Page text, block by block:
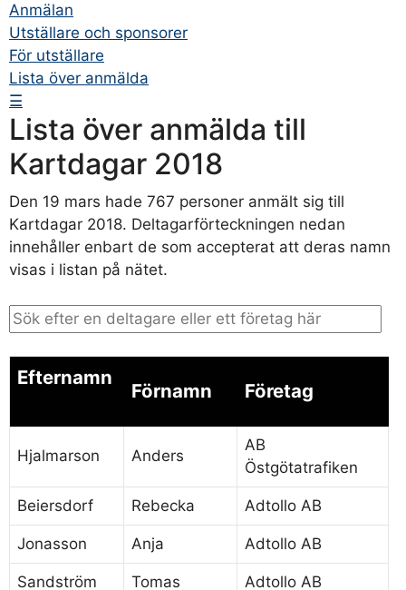
Anmälan
Utställare och sponsorer
För utställare
Lista över anmälda
☰
Lista över anmälda till
Kartdagar 2018
Den 19 mars hade 767 personer anmält sig till
Kartdagar 2018. Deltagarförteckningen nedan
innehåller enbart de som accepterat att deras namn
visas i listan på nätet.
Efternamn
Förnamn Företag
Hjalmarson Anders
AB
Östgötatrafiken
Beiersdorf Rebecka Adtollo AB
Jonasson Anja Adtollo AB
Sandström Tomas Adtollo AB